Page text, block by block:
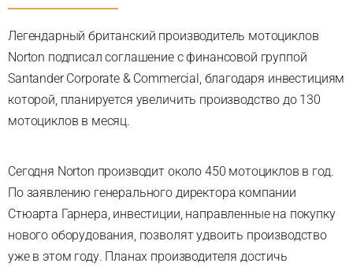
Легендарный британский производитель мотоциклов
Norton подписал соглашение с финансовой группой
Santander Corporate & Commercial, благодаря инвестициям
которой, планируется увеличить производство до 130
мотоциклов в месяц.
Сегодня Norton производит около 450 мотоциклов в год.
По заявлению генерального директора компании
Стюарта Гарнера, инвестиции, направленные на покупку
нового оборудования, позволят удвоить производство
уже в этом году. Планах производителя достичь